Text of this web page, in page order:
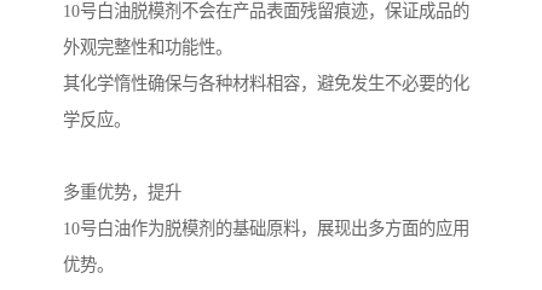
10号白油脱模剂不会在产品表面残留痕迹，保证成品的
外观完整性和功能性。
其化学惰性确保与各种材料相容，避免发生不必要的化
学反应。
多重优势，提升
10号白油作为脱模剂的基础原料，展现出多方面的应用
优势。